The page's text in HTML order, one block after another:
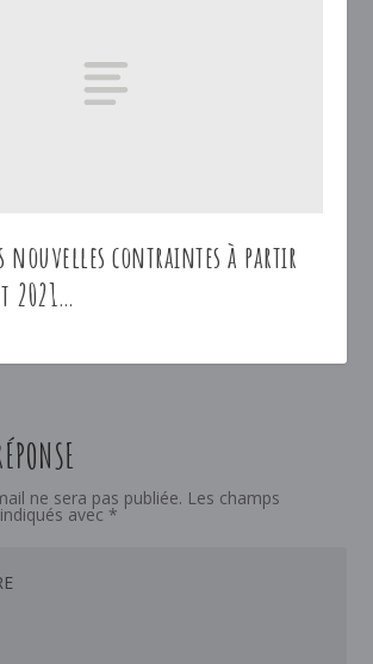
nouvelles contraintes à partir
2021…
ne sera pas publiée. Les champs
avec *